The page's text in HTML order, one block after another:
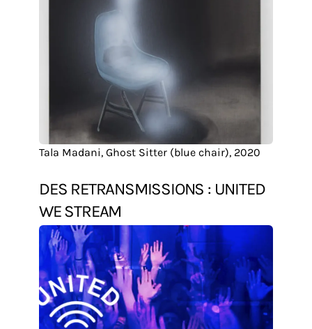
Tala Madani, Ghost Sitter (blue chair), 2020
DES RETRANSMISSIONS : UNITED
WE STREAM